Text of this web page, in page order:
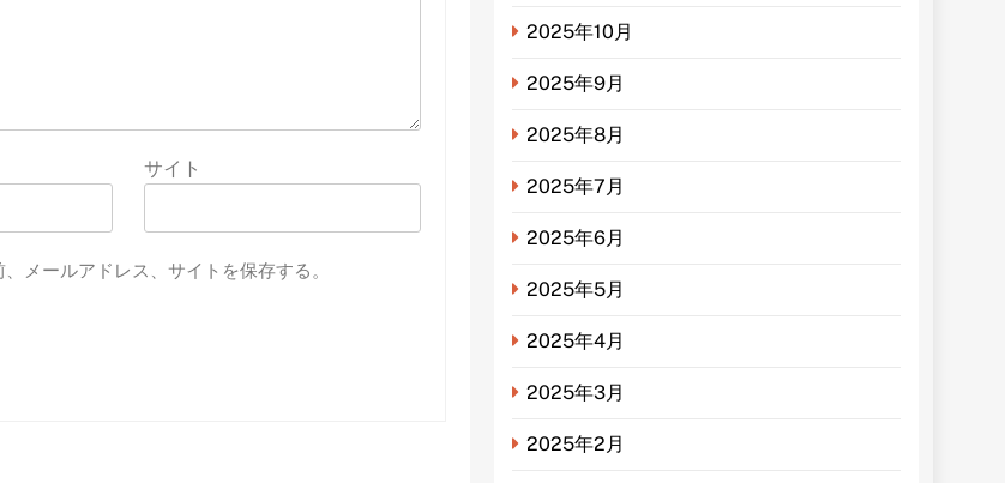
サイト
メールアドレス、サイトを保存する。
2025年10月
2025年9月
2025年8月
2025年7月
2025年6月
2025年5月
2025年4月
2025年3月
2025年2月